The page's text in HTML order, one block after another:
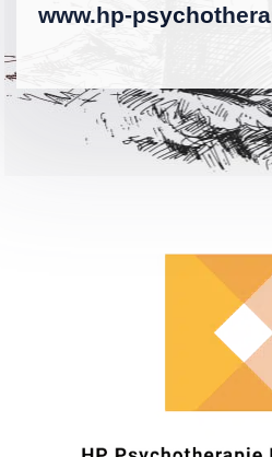
www.hp-